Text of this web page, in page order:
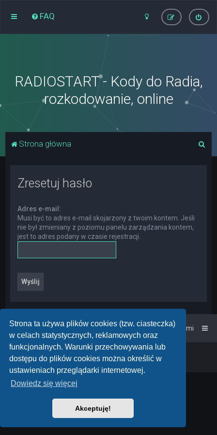
Strona ta używa plików cookies (tzw. ciasteczka)
w celach statystycznych, reklamowych oraz
funkcjonalnych. Warunki przechowywania lub
dostępu do plików cookies można określić w
ustawieniach przeglądarki internetowej.
Dowiedz się więcej
Akceptuję!
FAQ
RADIOSTART - Kody do Radia,
rozkodowanie, online
Strona główna
Zresetuj hasło
Adres e-mail:
Musi być to adres e-mail skojarzony z twoim kontem. Jeśli
nie był zmieniany z poziomu panelu zarządzania kontem,
jest to adres podany w czasie rejestracji.
Strona główna Kontakt z nami
Powered by phpBB • Design by
PlanetStyles
Polski pakiet językowy dostarczaphpBB.pl